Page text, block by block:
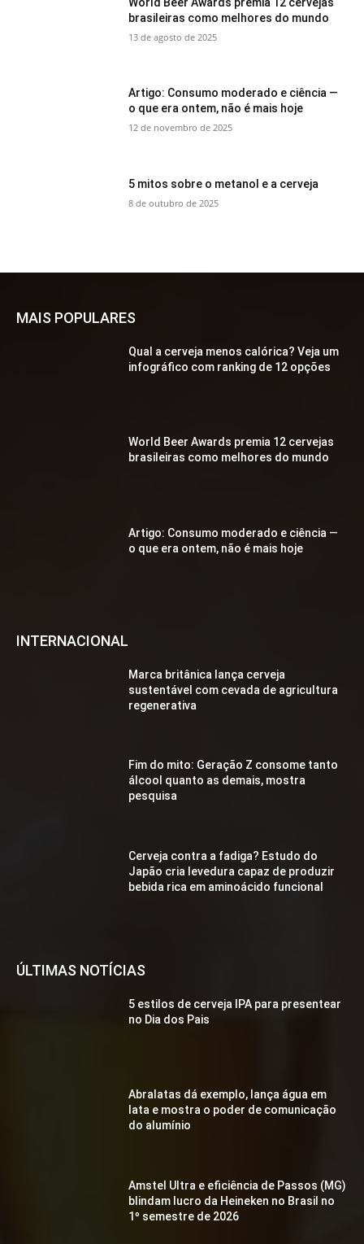
brasileiras como melhores do mundo
13 de agosto de 2025
Artigo: Consumo moderado e ciência —
o que era ontem, não é mais hoje
12 de novembro de 2025
5 mitos sobre o metanol e a cerveja
8 de outubro de 2025
MAIS POPULARES
Qual a cerveja menos calórica? Veja um
infográfico com ranking de 12 opções
World Beer Awards premia 12 cervejas
brasileiras como melhores do mundo
Artigo: Consumo moderado e ciência —
o que era ontem, não é mais hoje
INTERNACIONAL
Marca britânica lança cerveja
sustentável com cevada de agricultura
regenerativa
Fim do mito: Geração Z consome tanto
álcool quanto as demais, mostra
pesquisa
Cerveja contra a fadiga? Estudo do
Japão cria levedura capaz de produzir
bebida rica em aminoácido funcional
ÚLTIMAS NOTÍCIAS
5 estilos de cerveja IPA para presentear
no Dia dos Pais
Abralatas dá exemplo, lança água em
lata e mostra o poder de comunicação
do alumínio
Amstel Ultra e eficiência de Passos (MG)
blindam lucro da Heineken no Brasil no
1º semestre de 2026